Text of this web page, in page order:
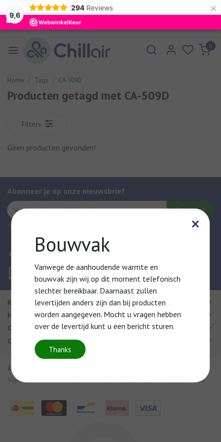
9,6
294 Reviews ×
0
Home Tags CA-509D
Producten getagd met CA-509D
Filters
Geen producten gevonden!
Abonneer je op onze nieuwsbrief
Abonneer
* Door te abonneren, gaat uw akkoord met onze Privacy Policy.
Mijn account
Vragen?
Wij helpen u graag!
Klantenservice
Mijn account
Categorieën
Contactgegevens
© Copyright 2026 - Chillair | Realisatie
Algemene Voorwaarden
RSS Feed
×
Bouwvak
Vanwege de aanhoudende warmte en
bouwvak zijn wij op dit moment telefonisch
slechter bereikbaar. Daarnaast zullen
levertijden anders zijn dan bij producten
worden aangegeven. Mocht u vragen hebben
over de levertijd kunt u een bericht sturen.
Thanks